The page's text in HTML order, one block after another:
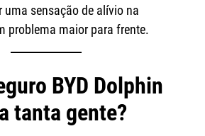
uma sensação de alívio na
problema maior para frente.
BYD Dolphin
tanta gente?